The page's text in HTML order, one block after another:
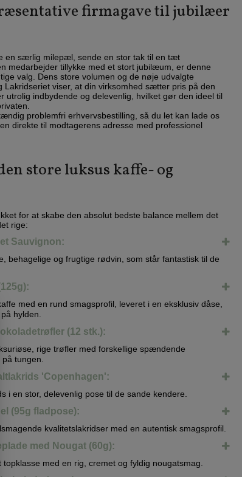
firmagave til jubilæer
en særlig milepæl, sende en stor tak til en tæt
medarbejder tillykke med et stort jubilæum, er denne
valg. Dens store volumen og de nøje udvalgte
Lakridseriet viser, at din virksomhed sætter pris på den
utrolig indbydende og delevenlig, hvilket gør den ideel til
problemfri erhvervsbestilling, så du let kan lade os
direkte til modtagerens adresse med professionel
store luksus kaffe- og
for at skabe den absolut bedste balance mellem det
rige:
Sauvignon:
behagelige og frugtige rødvin, som står fantastisk til de
med en rund smagsprofil, leveret i en eksklusiv dåse,
hylden.
(12 stk.):
rige trøfler med forskellige spændende
tungen.
'Copenhagen':
i en stor, delevenlig pose til de sande kendere.
(95g fladpose):
kvalitetslakridser med en autentisk smagsprofil.
med Nougat (60g):
topklasse med en rig, cremet og fyldig nougatsmag.